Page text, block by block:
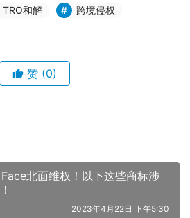
TRO和解
跨境侵权
赞 (0)
北面维权！以下这些商标涉
2023年4月22日 下午5:30